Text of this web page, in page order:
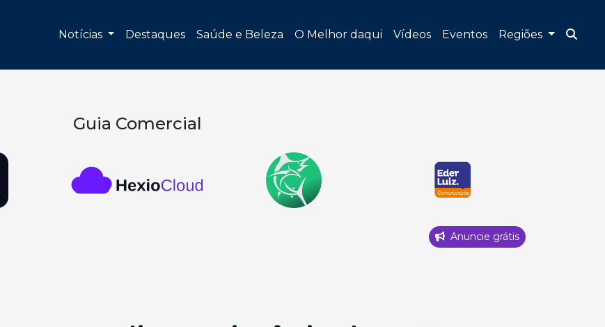
Notícias Destaques Saúde e Beleza O Melhor daqui Vídeos Eventos Regiões
Guia Comercial
Anuncie grátis